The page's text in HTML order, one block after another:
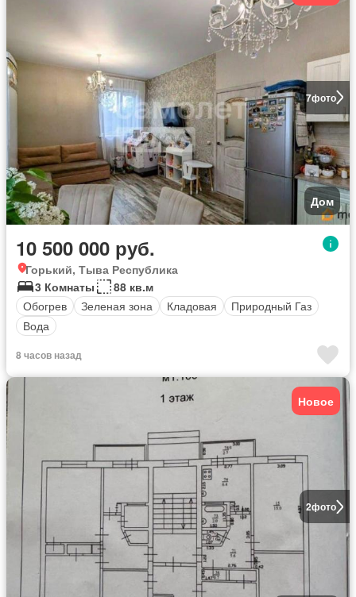
7фото
Дом
10 500 000 руб.
Горький, Тыва Республика
3 Комнаты
88 кв.м
Обогрев
Зеленая зона Кладовая
Природный Газ
Вода
8 часов назад
2фото
Новое